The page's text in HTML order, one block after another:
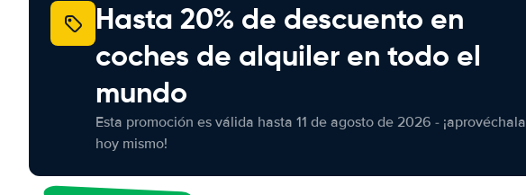
Hasta 20% de descuento en
coches de alquiler en todo el
mundo
Esta promoción es válida hasta 11 de agosto de 2026 - ¡aprovéchala
hoy mismo!